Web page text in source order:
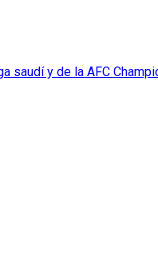
saudí y de la AFC